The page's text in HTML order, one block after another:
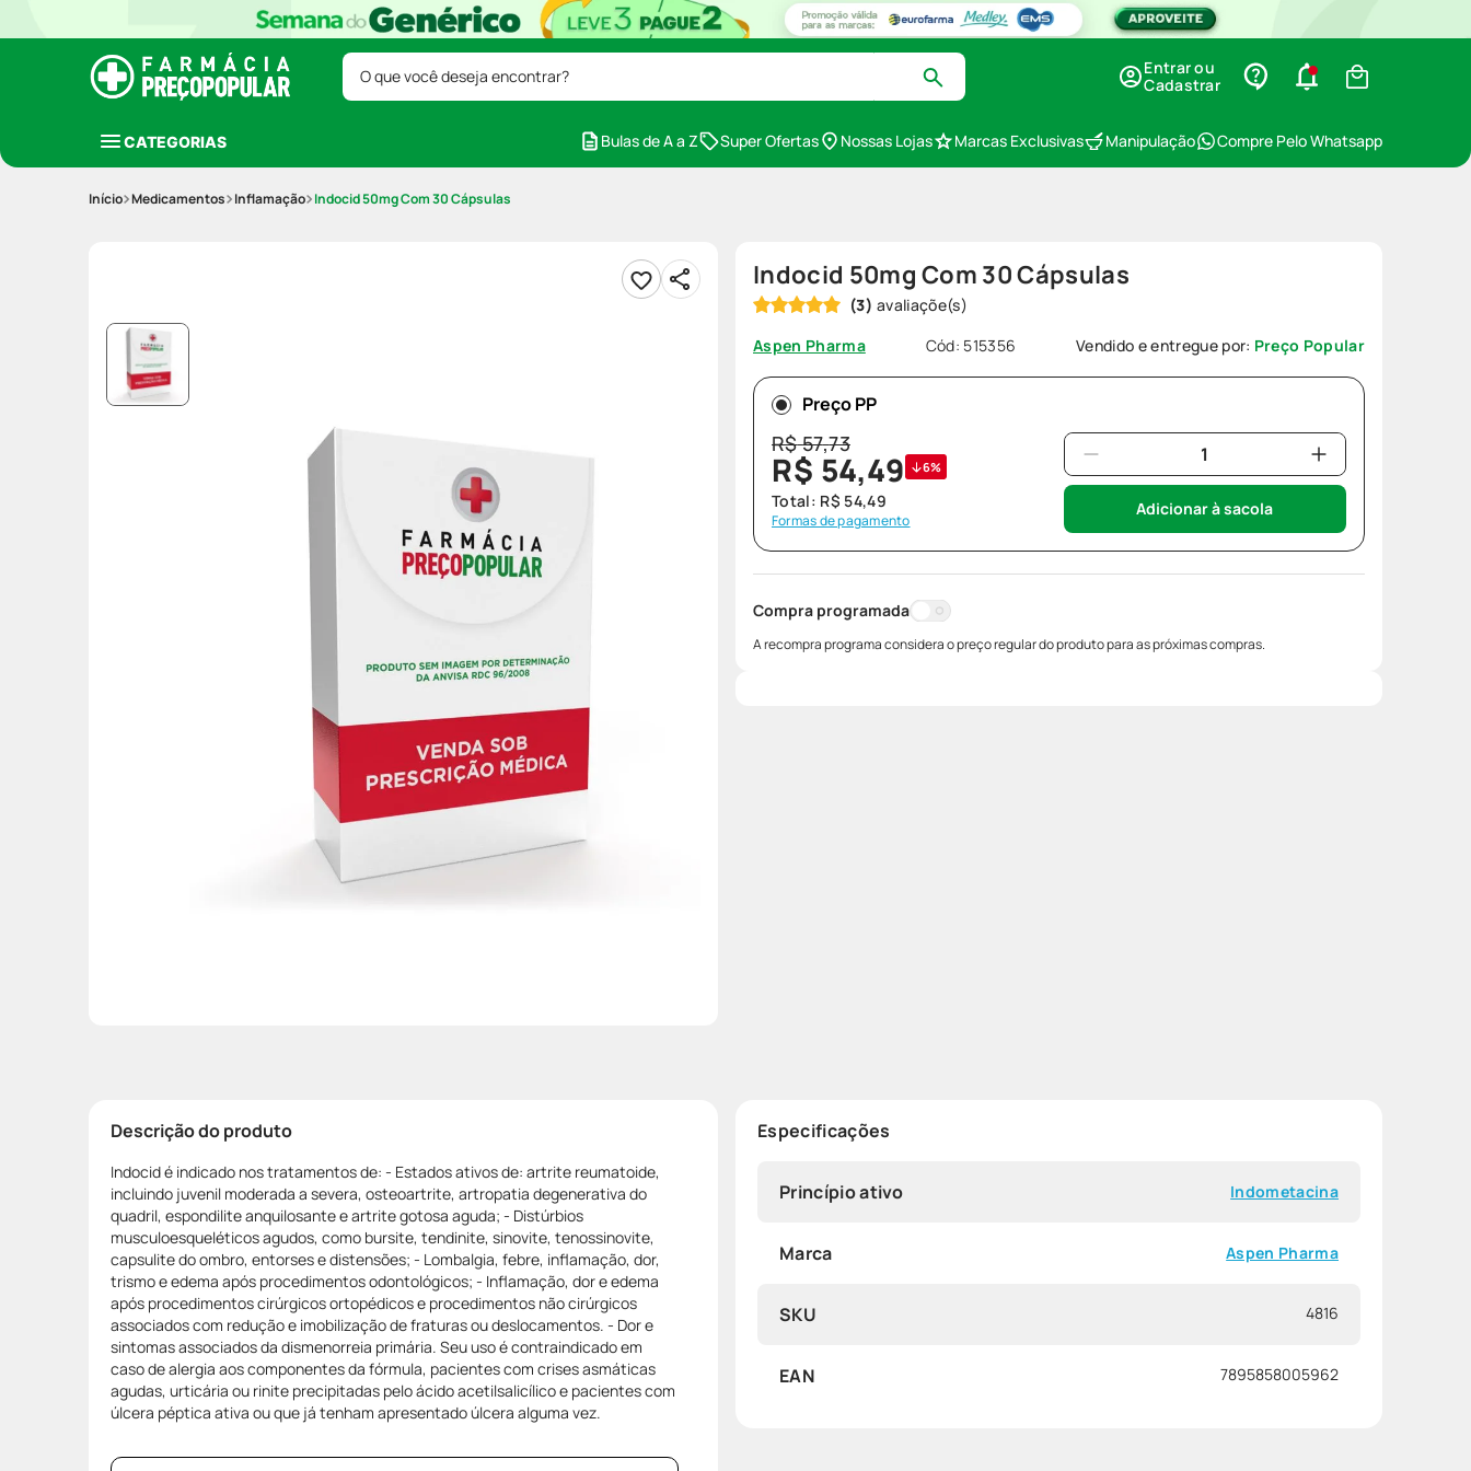
O que você deseja encontrar?
Entrar ou
Cadastrar
CATEGORIAS Bulas de A a Z Super Ofertas Nossas Lojas Marcas Exclusivas Manipulação Compre Pelo Whatsapp
Medicamentos Inflamação Indocid 50mg Com 30 Cápsulas
Indocid 50mg Com 30 Cápsulas
(3)
Aspen Pharma
Cód: 515356 Vendido e entregue por: Preço Popular
Preço PP
R$57,73
R$ 54,49 6%
Total: R$ 54,49
Formas de pagamento
Adicionar à sacola
Compra programada
A recompra programa considera o preço regular do produto para as próximas compras.
Descrição do produto
Indocid é indicado nos tratamentos de: - Estados ativos de: artrite reumatoide,
incluindo juvenil moderada a severa, osteoartrite, artropatia degenerativa do
quadril, espondilite anquilosante e artrite gotosa aguda; - Distúrbios
musculoesqueléticos agudos, como bursite, tendinite, sinovite, tenossinovite,
capsulite do ombro, entorses e distensões; - Lombalgia, febre, inflamação, dor,
trismo e edema após procedimentos odontológicos; - Inflamação, dor e edema
após procedimentos cirúrgicos ortopédicos e procedimentos não cirúrgicos
associados com redução e imobilização de fraturas ou deslocamentos. - Dor e
sintomas associados da dismenorreia primária. Seu uso é contraindicado em
caso de alergia aos componentes da fórmula, pacientes com crises asmáticas
agudas, urticária ou rinite precipitadas pelo ácido acetilsalicílico e pacientes com
úlcera péptica ativa ou que já tenham apresentado úlcera alguma vez.
Especificações
Princípio ativo Indometacina
Marca Aspen Pharma
SKU 4816
EAN 7895858005962